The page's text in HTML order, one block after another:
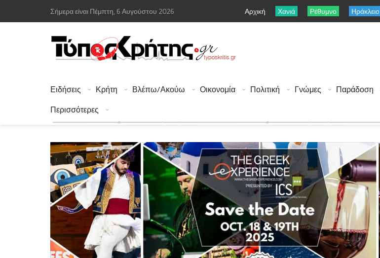
Σήμερα είναι Πέμπτη, 6 Αυγούστου 2026 Αρχική Χανιά Ρέθυμνο Ηράκλειο
Ειδήσεις Κρήτη Βλέπω/Ακούω Οικονομία Πολιτική Γνώμες Παράδοση
Περισσότερες